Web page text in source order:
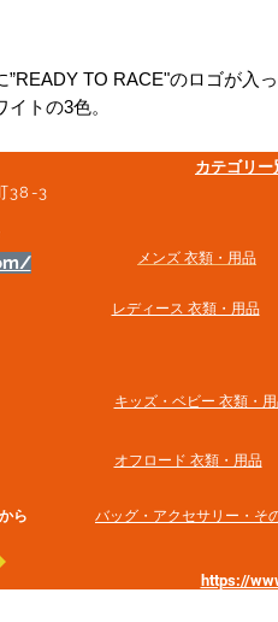
”READY TO RACE"のロゴが入
トの3色。
38-3​
ら
カテゴリ
メンズ 衣類・用品
​レディース 衣類・用品
キッズ・ベビー 衣類・
オフロード 衣類・用品
バッグ・アクセサリー・そ
https://